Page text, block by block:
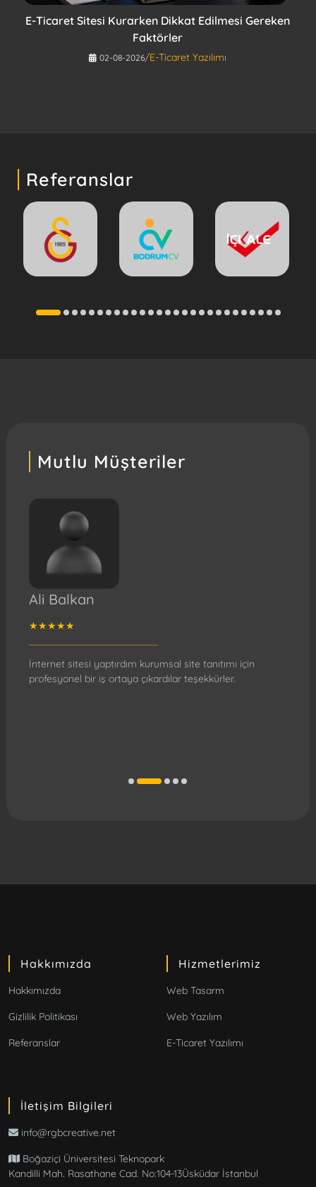
E-Ticaret Sitesi Kurarken Dikkat Edilmesi Gereken
Faktörler
02-08-2026/E-Ticaret Yazılımı
Referanslar
Mutlu Müşteriler
Ali Balkan
★★★★★
İnternet sitesi yaptırdım kurumsal site tanıtımı için
profesyonel bir iş ortaya çıkardılar teşekkürler.
Hakkımızda
Hakkımızda
Gizlilik Politikası
Referanslar
Hizmetlerimiz
Web Tasarm
Web Yazılım
E-Ticaret Yazılımı
İletişim Bilgileri
info@rgbcreative.net
Boğaziçi Üniversitesi Teknopark
Kandilli Mah. Rasathane Cad. No:104-13Üsküdar İstanbul